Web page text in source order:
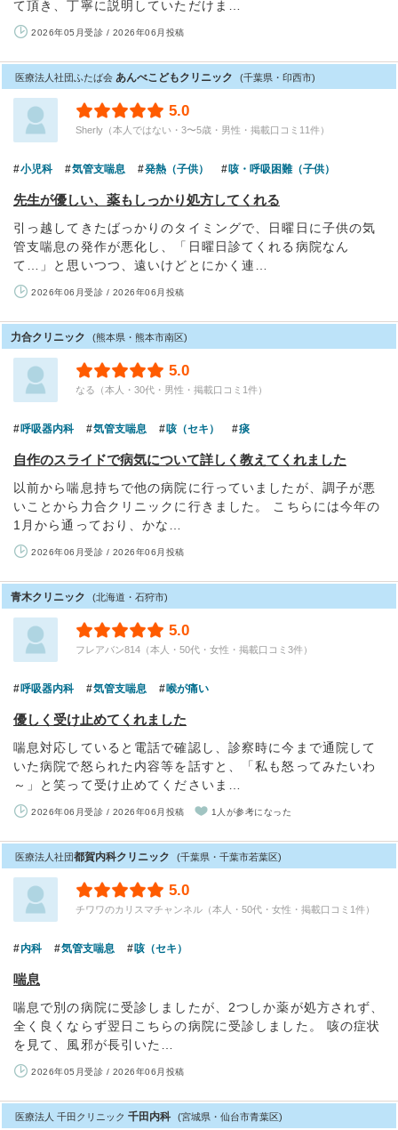
て頂き、丁寧に説明していただけま…
2026年05月受診 / 2026年06月投稿
医療法人社団ふたば会 あんべこどもクリニック (千葉県・印西市)
5.0
Sherly（本人ではない・3〜5歳・男性・掲載口コミ11件）
小児科 気管支喘息 発熱（子供） 咳・呼吸困難（子供）
先生が優しい、薬もしっかり処方してくれる
引っ越してきたばっかりのタイミングで、日曜日に子供の気
管支喘息の発作が悪化し、「日曜日診てくれる病院なん
て…」と思いつつ、遠いけどとにかく連…
2026年06月受診 / 2026年06月投稿
力合クリニック (熊本県・熊本市南区)
5.0
なる（本人・30代・男性・掲載口コミ1件）
呼吸器内科 気管支喘息 咳（セキ） 痰
自作のスライドで病気について詳しく教えてくれました
以前から喘息持ちで他の病院に行っていましたが、調子が悪
いことから力合クリニックに行きました。 こちらには今年の
1月から通っており、かな…
2026年06月受診 / 2026年06月投稿
青木クリニック (北海道・石狩市)
5.0
フレアバン814（本人・50代・女性・掲載口コミ3件）
呼吸器内科 気管支喘息 喉が痛い
優しく受け止めてくれました
喘息対応していると電話で確認し、診察時に今まで通院して
いた病院で怒られた内容等を話すと、「私も怒ってみたいわ
～」と笑って受け止めてくださいま…
2026年06月受診 / 2026年06月投稿 1人が参考になった
医療法人社団都賀内科クリニック (千葉県・千葉市若葉区)
5.0
チワワのカリスマチャンネル（本人・50代・女性・掲載口コミ1件）
内科 気管支喘息 咳（セキ）
喘息
喘息で別の病院に受診しましたが、2つしか薬が処方されず、
全く良くならず翌日こちらの病院に受診しました。 咳の症状
を見て、風邪が長引いた…
2026年05月受診 / 2026年06月投稿
医療法人 千田クリニック 千田内科 (宮城県・仙台市青葉区)